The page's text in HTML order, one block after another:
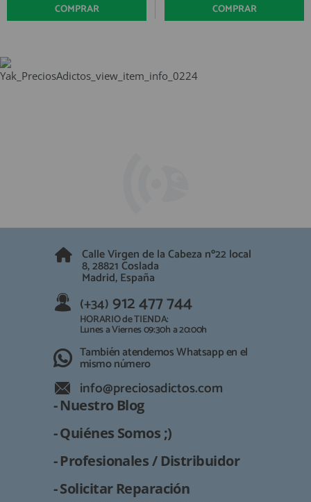
COMPRAR COMPRAR
Calle Virgen de la Cabeza nº22 local
8, 28821 Coslada
Madrid, España
(+34) 912 477 744
HORARIO de TIENDA:
Lunes a Viernes 09:30h a 20:00h
También atendemos Whatsapp en el
mismo número
info@preciosadictos.com
- Nuestro Blog
- Quiénes Somos ;)
- Profesionales / Distribuidor
- Solicitar Reparación